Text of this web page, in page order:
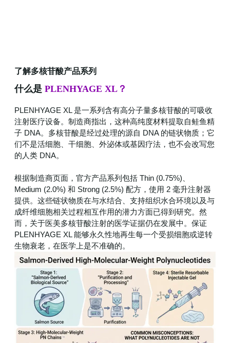
了解多核苷酸产品系列
什么是 PLENHYAGE XL？
PLENHYAGE XL 是一系列含有高分子量多核苷酸的可吸收
注射医疗设备。制造商指出，这种高纯度材料提取自鲑鱼精
子 DNA。多核苷酸是经过处理的源自 DNA 的链状物质；它
们不是活细胞、干细胞、外泌体或基因疗法，也不会改写您
的人类 DNA。
根据制造商页面，官方产品系列包括 Thin (0.75%)、
Medium (2.0%) 和 Strong (2.5%) 配方，使用 2 毫升注射器
提供。这些链状物质在与水结合、支持组织水合环境以及与
成纤维细胞相关过程相互作用的潜力方面已得到研究。然
而，关于医美多核苷酸注射的医学证据仍在发展中。保证
PLENHYAGE XL 能够永久性地再生每一个受损细胞或逆转
生物衰老，在医学上是不准确的。